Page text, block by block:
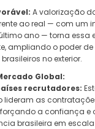
A valorização
ao real — com um
ano — torna essa
ampliando o poder
no exterior.
Global:
recrutadores:
lideram as
a confiança e
brasileira em